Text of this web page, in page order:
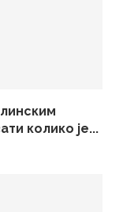
колико је...